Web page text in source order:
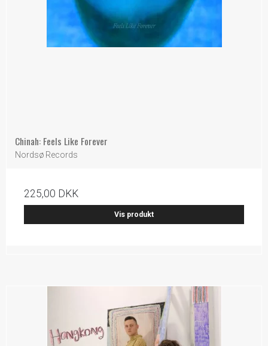
Chinah: Feels Like Forever
Nordsø Records
225,00 DKK
Vis produkt